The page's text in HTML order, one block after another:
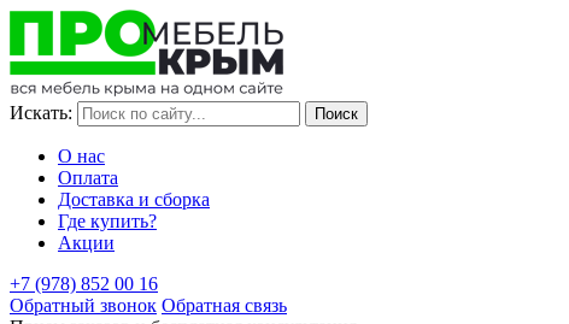
Искать:
О нас
Оплата
Доставка и сборка
Где купить?
Акции
+7 (978) 852 00 16
Обратный звонок Обратная связь